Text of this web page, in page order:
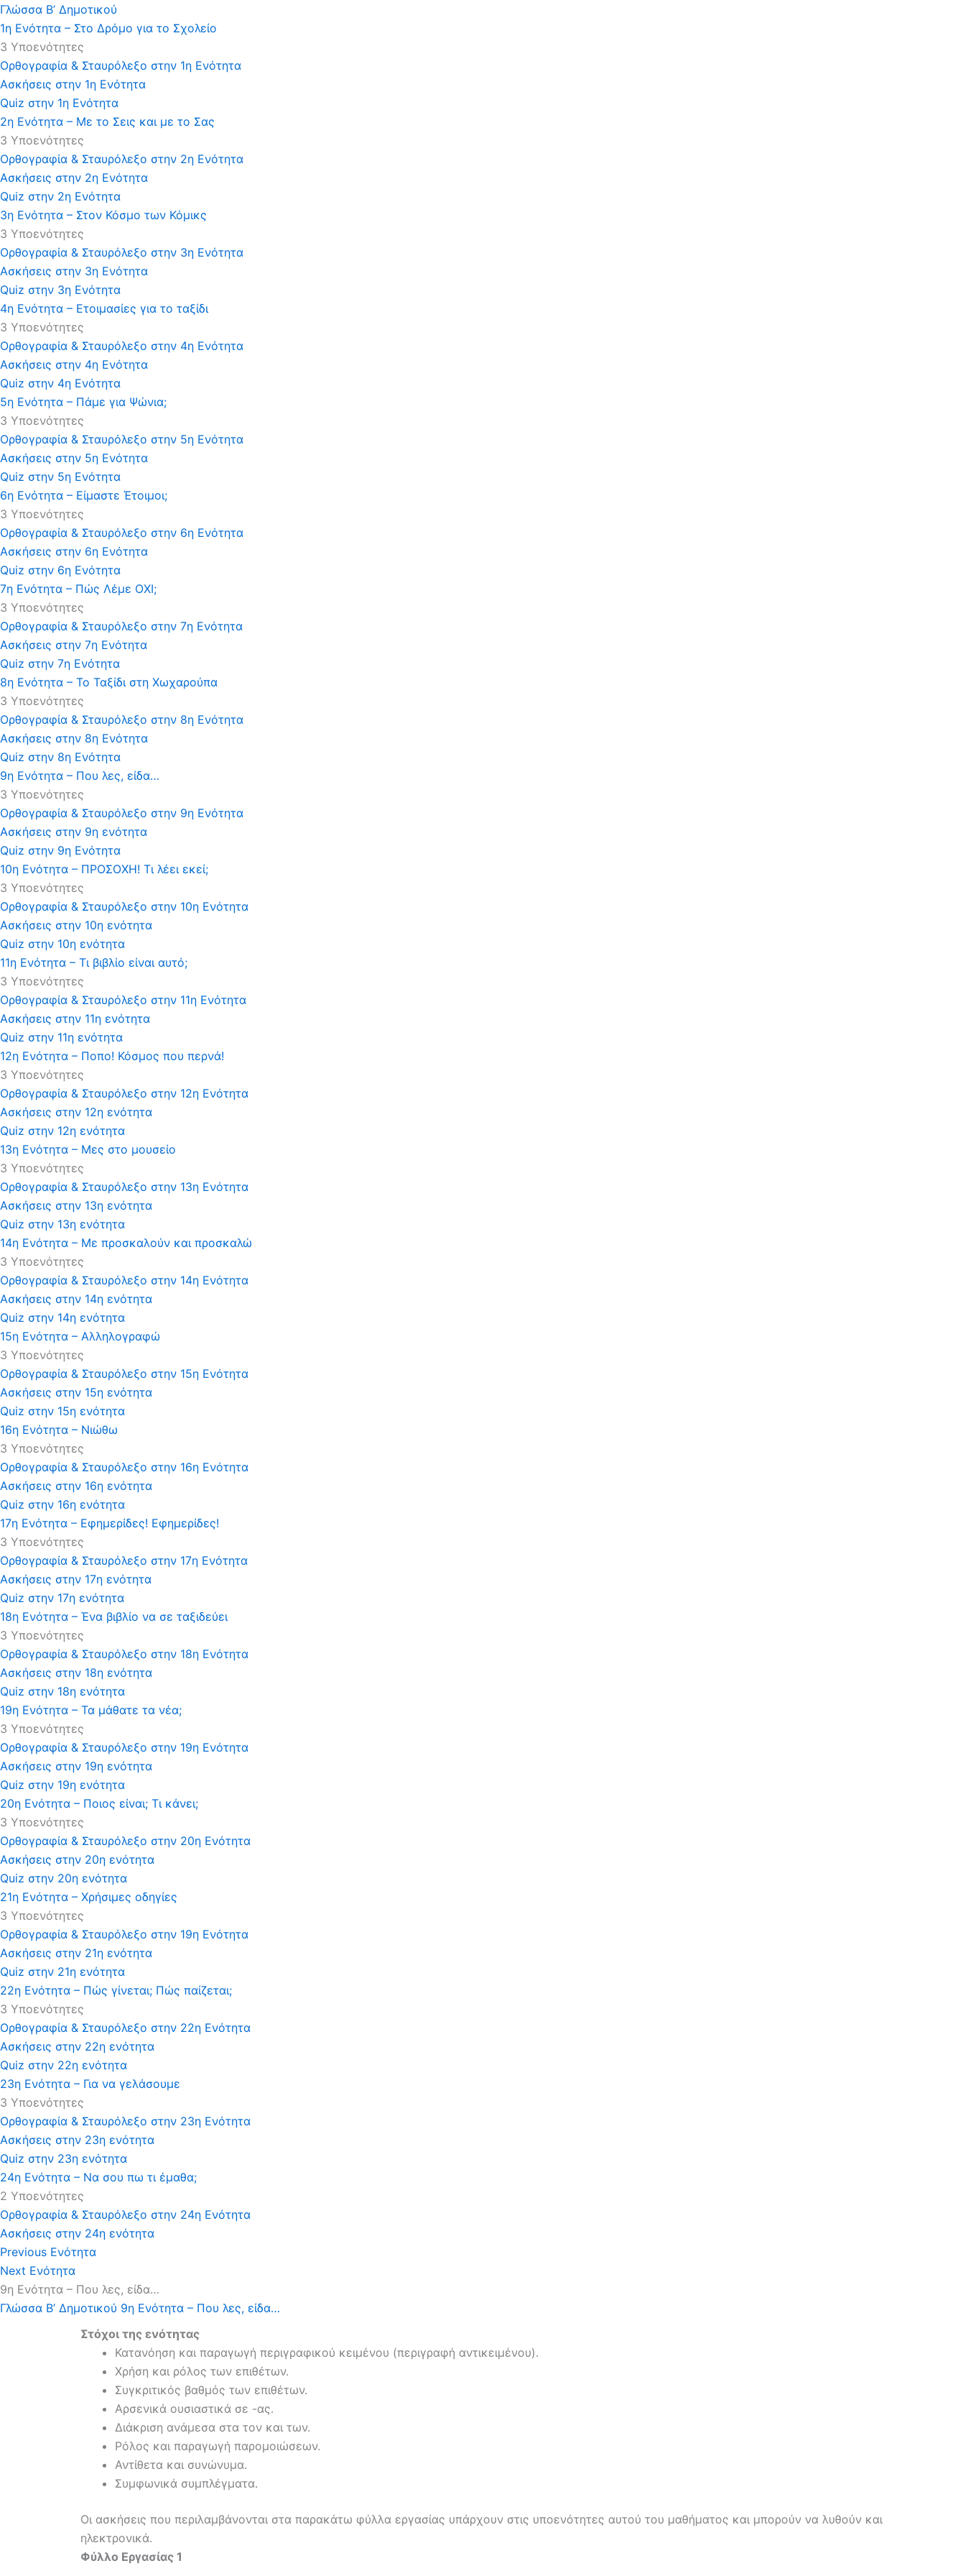
Γλώσσα Β’ Δημοτικού
1η Ενότητα – Στο Δρόμο για το Σχολείο
3 Υποενότητες
Ορθογραφία & Σταυρόλεξο στην 1η Ενότητα
Ασκήσεις στην 1η Ενότητα
Quiz στην 1η Ενότητα
2η Ενότητα – Με το Σεις και με το Σας
3 Υποενότητες
Ορθογραφία & Σταυρόλεξο στην 2η Ενότητα
Ασκήσεις στην 2η Ενότητα
Quiz στην 2η Ενότητα
3η Ενότητα – Στον Κόσμο των Κόμικς
3 Υποενότητες
Ορθογραφία & Σταυρόλεξο στην 3η Ενότητα
Ασκήσεις στην 3η Ενότητα
Quiz στην 3η Ενότητα
4η Ενότητα – Ετοιμασίες για το ταξίδι
3 Υποενότητες
Ορθογραφία & Σταυρόλεξο στην 4η Ενότητα
Ασκήσεις στην 4η Ενότητα
Quiz στην 4η Ενότητα
5η Ενότητα – Πάμε για Ψώνια;
3 Υποενότητες
Ορθογραφία & Σταυρόλεξο στην 5η Ενότητα
Ασκήσεις στην 5η Ενότητα
Quiz στην 5η Ενότητα
6η Ενότητα – Είμαστε Έτοιμοι;
3 Υποενότητες
Ορθογραφία & Σταυρόλεξο στην 6η Ενότητα
Ασκήσεις στην 6η Ενότητα
Quiz στην 6η Ενότητα
7η Ενότητα – Πώς Λέμε ΟΧΙ;
3 Υποενότητες
Ορθογραφία & Σταυρόλεξο στην 7η Ενότητα
Ασκήσεις στην 7η Ενότητα
Quiz στην 7η Ενότητα
8η Ενότητα – Το Ταξίδι στη Χωχαρούπα
3 Υποενότητες
Ορθογραφία & Σταυρόλεξο στην 8η Ενότητα
Ασκήσεις στην 8η Ενότητα
Quiz στην 8η Ενότητα
9η Ενότητα – Που λες, είδα…
3 Υποενότητες
Ορθογραφία & Σταυρόλεξο στην 9η Ενότητα
Ασκήσεις στην 9η ενότητα
Quiz στην 9η Ενότητα
10η Ενότητα – ΠΡΟΣΟΧΗ! Τι λέει εκεί;
3 Υποενότητες
Ορθογραφία & Σταυρόλεξο στην 10η Ενότητα
Ασκήσεις στην 10η ενότητα
Quiz στην 10η ενότητα
11η Ενότητα – Τι βιβλίο είναι αυτό;
3 Υποενότητες
Ορθογραφία & Σταυρόλεξο στην 11η Ενότητα
Ασκήσεις στην 11η ενότητα
Quiz στην 11η ενότητα
12η Ενότητα – Ποπο! Κόσμος που περνά!
3 Υποενότητες
Ορθογραφία & Σταυρόλεξο στην 12η Ενότητα
Ασκήσεις στην 12η ενότητα
Quiz στην 12η ενότητα
13η Ενότητα – Μες στο μουσείο
3 Υποενότητες
Ορθογραφία & Σταυρόλεξο στην 13η Ενότητα
Ασκήσεις στην 13η ενότητα
Quiz στην 13η ενότητα
14η Ενότητα – Με προσκαλούν και προσκαλώ
3 Υποενότητες
Ορθογραφία & Σταυρόλεξο στην 14η Ενότητα
Ασκήσεις στην 14η ενότητα
Quiz στην 14η ενότητα
15η Ενότητα – Αλληλογραφώ
3 Υποενότητες
Ορθογραφία & Σταυρόλεξο στην 15η Ενότητα
Ασκήσεις στην 15η ενότητα
Quiz στην 15η ενότητα
16η Ενότητα – Νιώθω
3 Υποενότητες
Ορθογραφία & Σταυρόλεξο στην 16η Ενότητα
Ασκήσεις στην 16η ενότητα
Quiz στην 16η ενότητα
17η Ενότητα – Εφημερίδες! Εφημερίδες!
3 Υποενότητες
Ορθογραφία & Σταυρόλεξο στην 17η Ενότητα
Ασκήσεις στην 17η ενότητα
Quiz στην 17η ενότητα
18η Ενότητα – Ένα βιβλίο να σε ταξιδεύει
3 Υποενότητες
Ορθογραφία & Σταυρόλεξο στην 18η Ενότητα
Ασκήσεις στην 18η ενότητα
Quiz στην 18η ενότητα
19η Ενότητα – Τα μάθατε τα νέα;
3 Υποενότητες
Ορθογραφία & Σταυρόλεξο στην 19η Ενότητα
Ασκήσεις στην 19η ενότητα
Quiz στην 19η ενότητα
20η Ενότητα – Ποιος είναι; Τι κάνει;
3 Υποενότητες
Ορθογραφία & Σταυρόλεξο στην 20η Ενότητα
Ασκήσεις στην 20η ενότητα
Quiz στην 20η ενότητα
21η Ενότητα – Χρήσιμες οδηγίες
3 Υποενότητες
Ορθογραφία & Σταυρόλεξο στην 19η Ενότητα
Ασκήσεις στην 21η ενότητα
Quiz στην 21η ενότητα
22η Ενότητα – Πώς γίνεται; Πώς παίζεται;
3 Υποενότητες
Ορθογραφία & Σταυρόλεξο στην 22η Ενότητα
Ασκήσεις στην 22η ενότητα
Quiz στην 22η ενότητα
23η Ενότητα – Για να γελάσουμε
3 Υποενότητες
Ορθογραφία & Σταυρόλεξο στην 23η Ενότητα
Ασκήσεις στην 23η ενότητα
Quiz στην 23η ενότητα
24η Ενότητα – Να σου πω τι έμαθα;
2 Υποενότητες
Ορθογραφία & Σταυρόλεξο στην 24η Ενότητα
Ασκήσεις στην 24η ενότητα
Previous Ενότητα
Next Ενότητα
9η Ενότητα – Που λες, είδα…
Γλώσσα Β’ Δημοτικού 9η Ενότητα – Που λες, είδα…
Στόχοι της ενότητας
Κατανόηση και παραγωγή περιγραφικού κειμένου (περιγραφή αντικειμένου).
Χρήση και ρόλος των επιθέτων.
Συγκριτικός βαθμός των επιθέτων.
Αρσενικά ουσιαστικά σε -ας.
Διάκριση ανάμεσα στα τον και των.
Ρόλος και παραγωγή παρομοιώσεων.
Αντίθετα και συνώνυμα.
Συμφωνικά συμπλέγματα.
Οι ασκήσεις που περιλαμβάνονται στα παρακάτω φύλλα εργασίας υπάρχουν στις υποενότητες αυτού του μαθήματος και μπορούν να λυθούν και
ηλεκτρονικά.
Φύλλο Εργασίας 1